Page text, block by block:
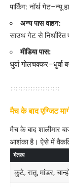
पार्किंग: नॉर्थ गेट–न्यू
अन्य पास वाहन:
साउथ गेट से निर्धारित
मीडिया पास:
धुर्वा
मैच के बाद एग्जिट
मैच के बाद शालीमार
आशंका है। ऐसे में
गंतव्य
कुटे, रातू, मांडर,